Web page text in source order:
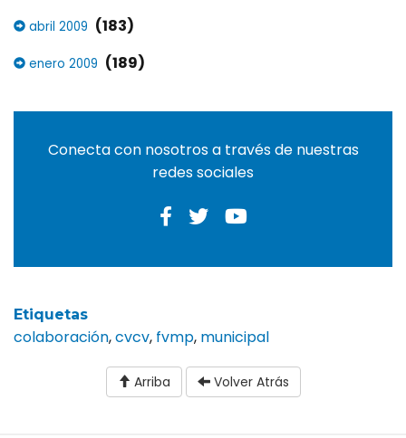
abril 2009 (183)
enero 2009 (189)
Conecta con nosotros a través de nuestras
redes sociales
Etiquetas
colaboración,cvcv, fvmp, municipal
Arriba Volver Atrás